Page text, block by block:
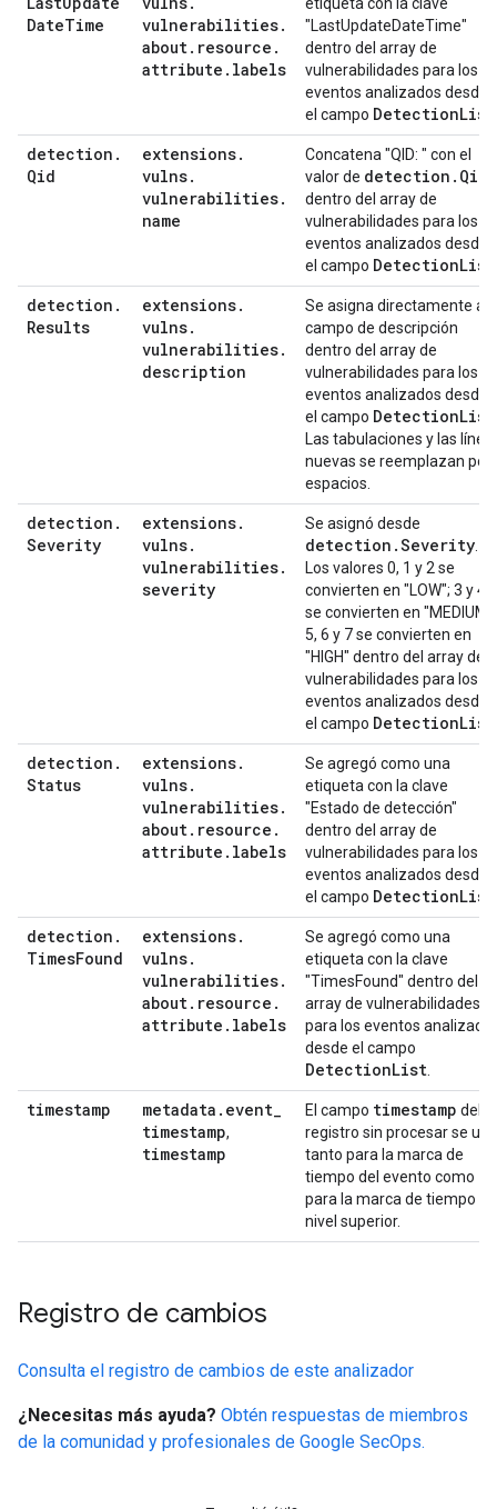
DateTime
vulnerabilities.
about. resource .
attribute . labels
"LastUpdateDateTime"
dentro del array de
vulnerabilidades para los
eventos analizados desde
el campo DetectionList
detection .
Qid
extensions.
vulns.
vulnerabilities.
name
Concatena "QID: " con el
valor de detection . Qid
dentro del array de
vulnerabilidades para los
eventos analizados desde
el campo DetectionList
detection .
Results
extensions.
vulns.
vulnerabilities.
description
Se asigna directamente al
campo de descripción
dentro del array de
vulnerabilidades para los
eventos analizados desde
el campo DetectionList
Las tabulaciones y las
nuevas se reemplazan por
espacios.
detection .
Severity
extensions.
vulns.
vulnerabilities.
severity
Se asignó desde
detection .Severity
Los valores 0, 1 y 2 se
convierten en "LOW"; 3 y 4
se convierten en "MEDIUM";
5, 6 y 7 se convierten en
"HIGH" dentro del array de
vulnerabilidades para los
eventos analizados desde
el campo DetectionList
detection .
Status
extensions.
vulns.
vulnerabilities.
about. resource .
attribute . labels
Se agregó como una
etiqueta con la clave
"Estado de detección"
dentro del array de
vulnerabilidades para los
eventos analizados desde
el campo DetectionList
detection .
TimesFound
extensions.
vulns.
vulnerabilities.
about. resource .
attribute . labels
Se agregó como una
etiqueta con la clave
"TimesFound" dentro del
array de vulnerabilidades
para los eventos
desde el campo
DetectionList
timestamp metadata . event_
timestamp,
timestamp
El campo timestamp del
registro sin procesar se usa
tanto para la marca de
tiempo del evento como
para la marca de tiempo de
nivel superior.
Registro de cambios
Consulta el registro de cambios de este analizador
¿Necesitas más ayuda? Obtén respuestas de miembros
de la comunidad y profesionales de Google SecOps.